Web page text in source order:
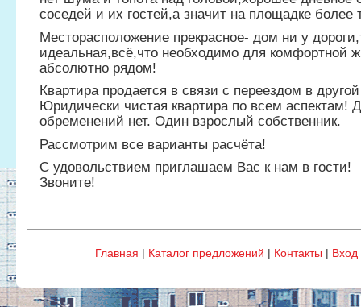
соседей и их гостей,а значит на площадке более
Месторасположение прекрасное- дом ни у
идеальная,всё,что необходимо для комфортной
абсолютно рядом!
Квартира продается в связи с переездом в
Юридически чистая квартира по всем аспектам!
обременений нет. Один взрослый собственник.
Рассмотрим все варианты расчёта!
С удовольствием приглашаем Вас к нам в гости!
Звоните!
Главная | Каталог предложений | Контакты | Вход